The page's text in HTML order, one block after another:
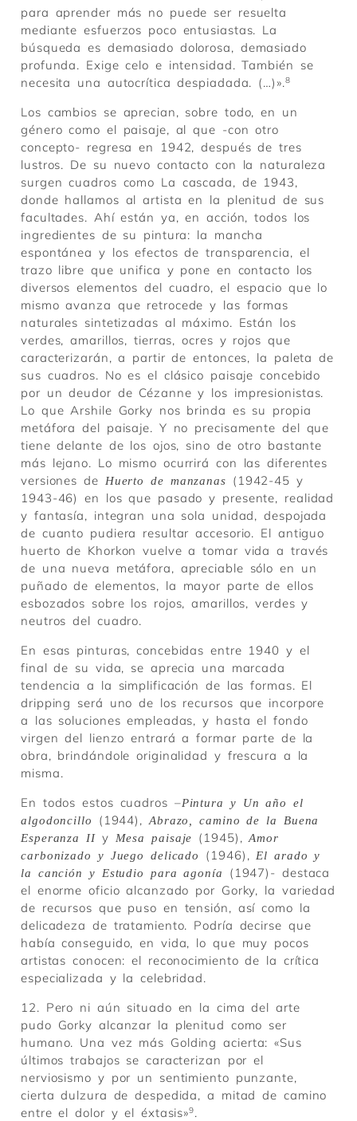
para aprender más no puede ser resuelta
mediante esfuerzos poco entusiastas. La
búsqueda es demasiado dolorosa, demasiado
profunda. Exige celo e intensidad. También se
necesita una autocrítica despiadada. (…)».8
Los cambios se aprecian, sobre todo, en un
género como el paisaje, al que -con otro
concepto- regresa en 1942, después de tres
lustros. De su nuevo contacto con la naturaleza
surgen cuadros como La cascada, de 1943,
donde hallamos al artista en la plenitud de sus
facultades. Ahí están ya, en acción, todos los
ingredientes de su pintura: la mancha
espontánea y los efectos de transparencia, el
trazo libre que unifica y pone en contacto los
diversos elementos del cuadro, el espacio que lo
mismo avanza que retrocede y las formas
naturales sintetizadas al máximo. Están los
verdes, amarillos, tierras, ocres y rojos que
caracterizarán, a partir de entonces, la paleta de
sus cuadros. No es el clásico paisaje concebido
por un deudor de Cézanne y los impresionistas.
Lo que Arshile Gorky nos brinda es su propia
metáfora del paisaje. Y no precisamente del que
tiene delante de los ojos, sino de otro bastante
más lejano. Lo mismo ocurrirá con las diferentes
versiones de
Huerto de manzanas
(1942-45 y
1943-46) en los que pasado y presente, realidad
y fantasía, integran una sola unidad, despojada
de cuanto pudiera resultar accesorio. El antiguo
huerto de Khorkon vuelve a tomar vida a través
de una nueva metáfora, apreciable sólo en un
puñado de elementos, la mayor parte de ellos
esbozados sobre los rojos, amarillos, verdes y
neutros del cuadro.
En esas pinturas, concebidas entre 1940 y el
final de su vida, se aprecia una marcada
tendencia a la simplificación de las formas. El
dripping será uno de los recursos que incorpore
a las soluciones empleadas, y hasta el fondo
virgen del lienzo entrará a formar parte de la
obra, brindándole originalidad y frescura a la
misma.
En todos estos cuadros –Pintura y Un año el
algodoncillo
(1944), Abrazo, camino de la Buena
Esperanza IIy Mesa paisaje (1945),Amor
carbonizado y Juego delicado
(1946),
El arado y
la canción y Estudio para agonía (1947)- destaca
el enorme oficio alcanzado por Gorky, la variedad
de recursos que puso en tensión, así como la
delicadeza de tratamiento. Podría decirse que
había conseguido, en vida, lo que muy pocos
artistas conocen: el reconocimiento de la crítica
especializada y la celebridad.
12. Pero ni aún situado en la cima del arte
pudo Gorky alcanzar la plenitud como ser
humano. Una vez más Golding acierta: «Sus
últimos trabajos se caracterizan por el
nerviosismo y por un sentimiento punzante,
cierta dulzura de despedida, a mitad de camino
entre el dolor y el éxtasis»9.